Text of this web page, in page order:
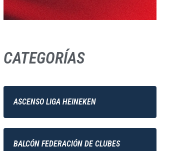
CATEGORÍAS
ASCENSO LIGA HEINEKEN
BALCÓN FEDERACIÓN DE CLUBES